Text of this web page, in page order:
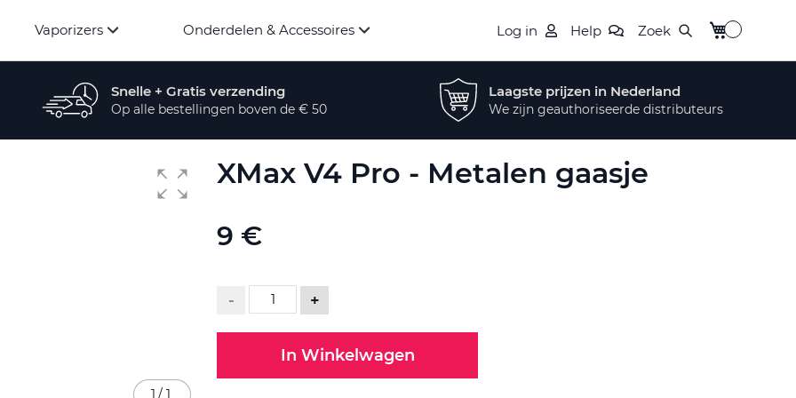
Vaporizers Onderdelen & Accessoires Log in Help Zoek Winkelwagen
Snelle + Gratis verzending
Op alle bestellingen boven de € 50
Laagste prijzen in Nederland
We zijn geauthoriseerde distributeurs
XMax V4 Pro - Metalen gaasje
9 €
- +
In Winkelwagen
1 / 1